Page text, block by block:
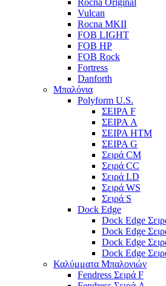
Rocna Original
Vulcan
Rocna MKII
FOB LIGHT
FOB HP
FOB Rock
Fortress
Danforth
Μπαλόνια
Polyform U.S.
ΣΕΙΡΑ F
ΣΕΙΡΑ A
ΣΕΙΡΑ HTM
ΣΕΙΡΑ G
Σειρά CM
Σειρά CC
Σειρά LD
Σειρά WS
Σειρά S
Dock Edge
Dock Edge
Dock Edge
Dock Edge
Dock Edge
Καλύμματα Μπαλονιών
Fendress Σειρά F